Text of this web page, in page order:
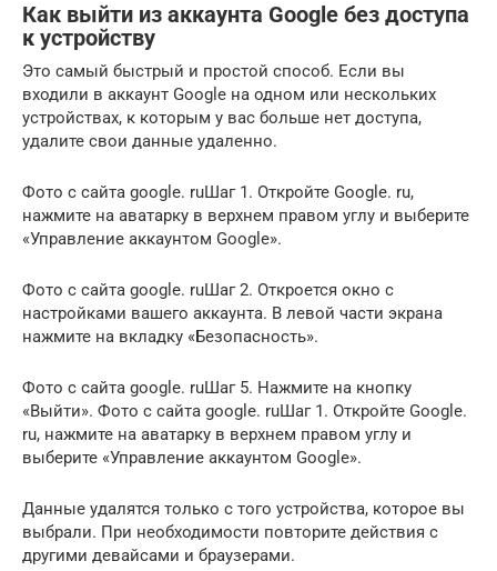
Как выйти из аккаунта Google без доступа
к устройству
Это самый быстрый и простой способ. Если вы
входили в аккаунт Google на одном или нескольких
устройствах, к которым у вас больше нет доступа,
удалите свои данные удаленно.
Фото с сайта google. ruШаг 1. Откройте Google. ru,
нажмите на аватарку в верхнем правом углу и выберите
«Управление аккаунтом Google».
Фото с сайта google. ruШаг 2. Откроется окно с
настройками вашего аккаунта. В левой части экрана
нажмите на вкладку «Безопасность».
Фото с сайта google. ruШаг 5. Нажмите на кнопку
«Выйти». Фото с сайта google. ruШаг 1. Откройте Google.
ru, нажмите на аватарку в верхнем правом углу и
выберите «Управление аккаунтом Google».
Данные удалятся только с того устройства, которое вы
выбрали. При необходимости повторите действия с
другими девайсами и браузерами.